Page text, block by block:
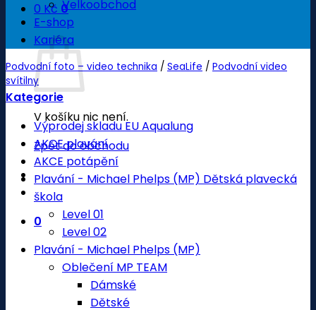
0 Kč 0
Košík
V košíku nic není.
Zpět do obchodu
0
Velkoobchod
E-shop
Kariéra
Podvodní foto – video technika / SeaLife / Podvodní video
svítilny
Kategorie
Výprodej skladu EU Aqualung
AKCE plavání
AKCE potápění
Plavání - Michael Phelps (MP) Dětská plavecká
škola
Level 01
Level 02
Plavání - Michael Phelps (MP)
Oblečení MP TEAM
Dámské
Dětské